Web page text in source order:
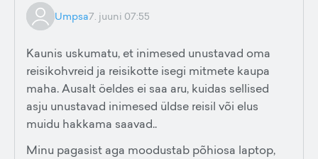
Umpsa7. juuni 07:55
Kaunis uskumatu, et inimesed unustavad oma
reisikohvreid ja reisikotte isegi mitmete kaupa
maha. Ausalt öeldes ei saa aru, kuidas sellised
asju unustavad inimesed üldse reisil või elus
muidu hakkama saavad..
Minu pagasist aga moodustab põhiosa laptop,